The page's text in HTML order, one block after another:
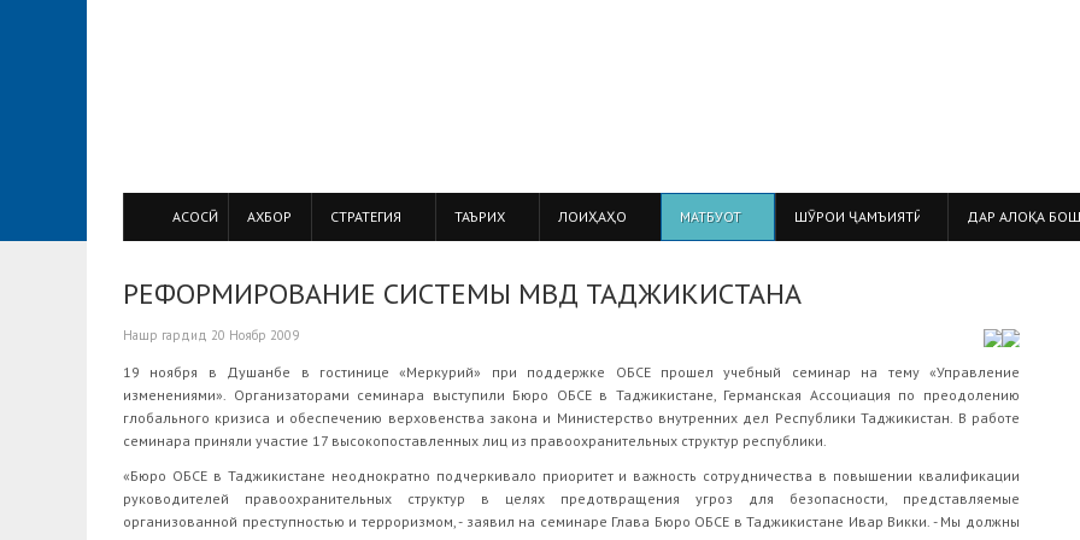
АСОСӢ АХБОР СТРАТЕГИЯ ТАЪРИХ ЛОИҲАҲО МАТБУОТ ШӮРОИ ҶАМЪИЯТӢ ДАР АЛОҚА
РЕФОРМИРОВАНИЕ СИСТЕМЫ МВД ТАДЖИКИСТАНА
Нашр гардид 20 Ноябр 2009
19 ноября в Душанбе в гостинице «Меркурий» при поддержке ОБСЕ прошел учебный семинар на тему «Управление
изменениями». Организаторами семинара выступили Бюро ОБСЕ в Таджикистане, Германская Ассоциация по преодолению
глобального кризиса и обеспечению верховенства закона и Министерство внутренних дел Республики Таджикистан. В работе
семинара приняли участие 17 высокопоставленных лиц из правоохранительных структур республики.
«Бюро ОБСЕ в Таджикистане неоднократно подчеркивало приоритет и важность сотрудничества в повышении квалификации
руководителей правоохранительных структур в целях предотвращения угроз для безопасности, представляемые
организованной преступностью и терроризмом, - заявил на семинаре Глава Бюро ОБСЕ в Таджикистане Ивар Викки. - Мы должны